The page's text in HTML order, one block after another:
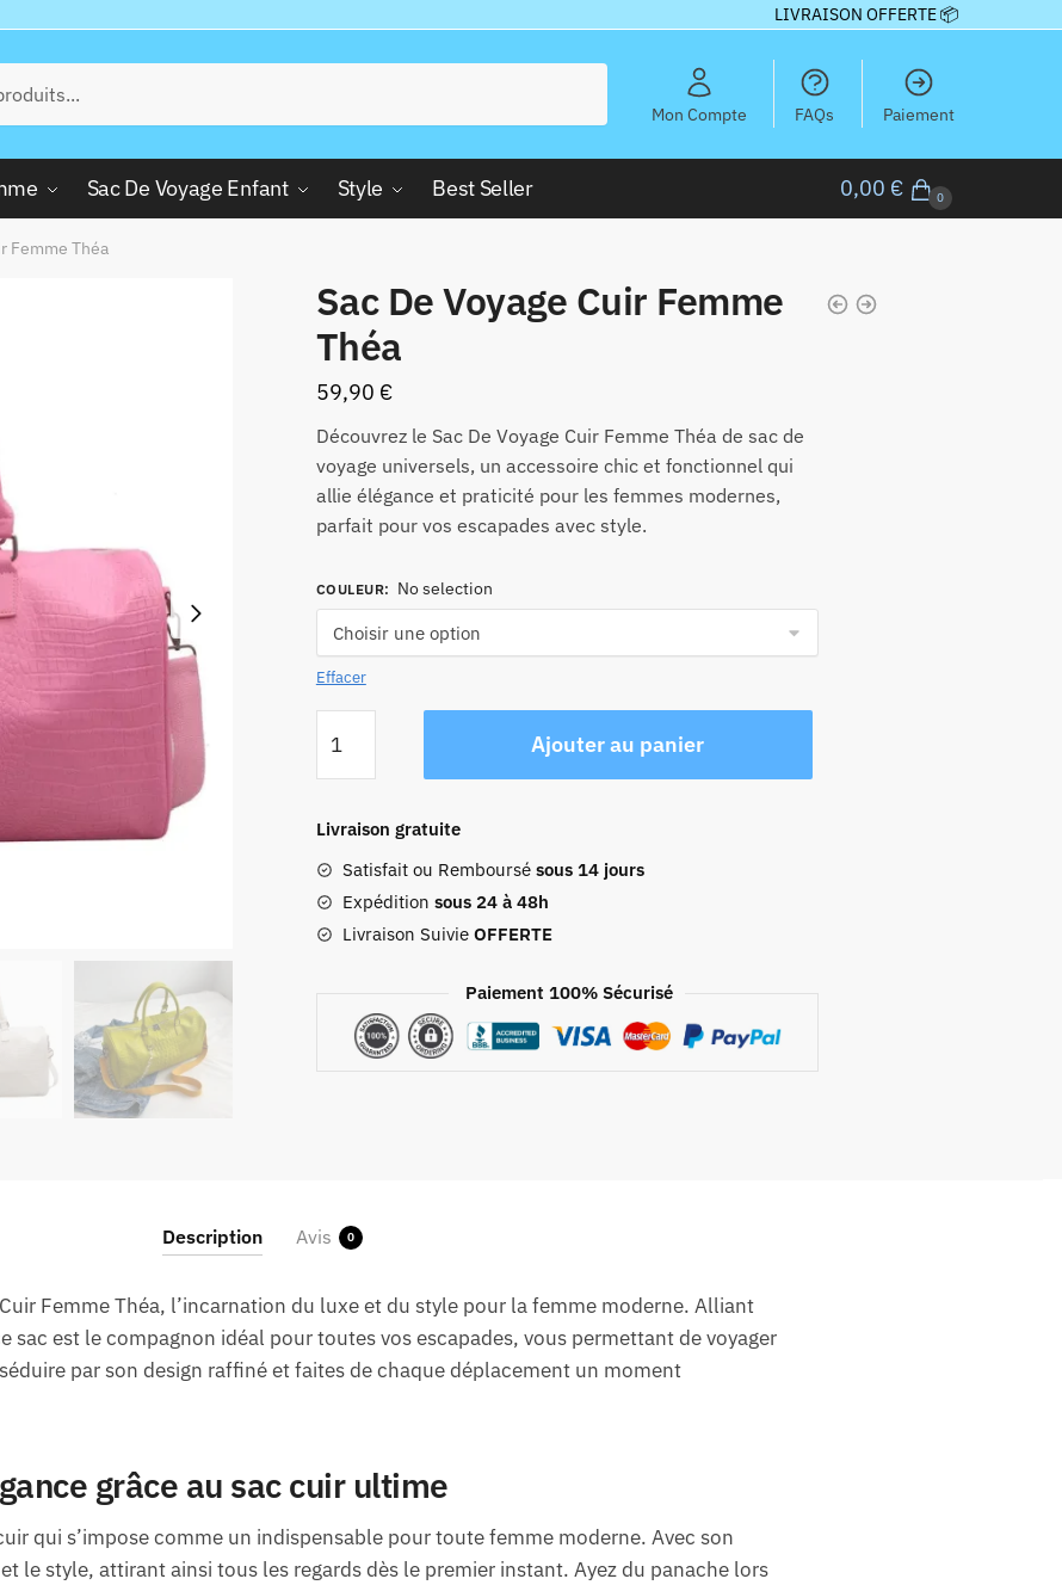
LIVRAISON OFFERTE 📦
Mon Compte FAQs Paiement
Sac De Voyage Enfant Style Best Seller 0,00 € 0
Femme Théa
Sac De Voyage Cuir Femme
Théa
59,90 €
Découvrez le Sac De Voyage Cuir Femme Théa de sac de
voyage universels, un accessoire chic et fonctionnel qui
allie élégance et praticité pour les femmes modernes,
parfait pour vos escapades avec style.
COULEUR: No selection
Effacer
de
Sac
Voyage
Cuir
Femme
Théa
Ajouter au panier
Livraison gratuite
Satisfait ou Remboursé sous 14 jours
Expédition sous 24 à 48h
Livraison Suivie OFFERTE
Paiement 100% Sécurisé
Description Avis 0
Cuir Femme Théa, l’incarnation du luxe et du style pour la femme moderne. Alliant
sac est le compagnon idéal pour toutes vos escapades, vous permettant de voyager
par son design raffiné et faites de chaque déplacement un moment
grâce au sac cuir ultime
qui s’impose comme un indispensable pour toute femme moderne. Avec son
le style, attirant ainsi tous les regards dès le premier instant. Ayez du panache lors